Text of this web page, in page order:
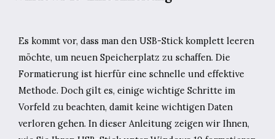
Es kommt vor, dass man den USB-Stick komplett leeren
möchte, um neuen Speicherplatz zu schaffen. Die
Formatierung ist hierfür eine schnelle und effektive
Methode. Doch gilt es, einige wichtige Schritte im
Vorfeld zu beachten, damit keine wichtigen Daten
verloren gehen. In dieser Anleitung zeigen wir Ihnen,